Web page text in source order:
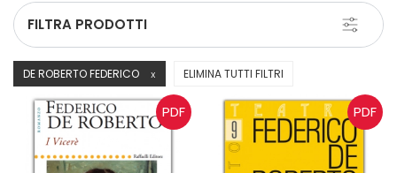
Toggle
FILTRA PRODOTTI
DE ROBERTO FEDERICO X ELIMINA TUTTI FILTRI
PDF PDF